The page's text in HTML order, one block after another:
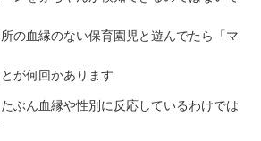
の血縁のない保育園児と遊んでたら「マ
が何回かあります
ぶん血縁や性別に反応しているわけでは